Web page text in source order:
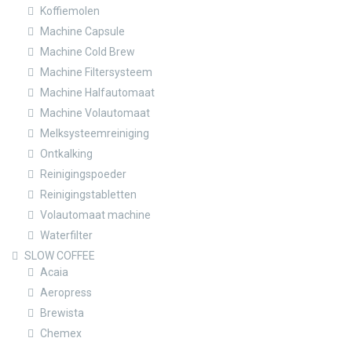
Koffiemolen
Machine Capsule
Machine Cold Brew
Machine Filtersysteem
Machine Halfautomaat
Machine Volautomaat
Melksysteemreiniging
Ontkalking
Reinigingspoeder
Reinigingstabletten
Volautomaat machine
Waterfilter
SLOW COFFEE
Acaia
Aeropress
Brewista
Chemex